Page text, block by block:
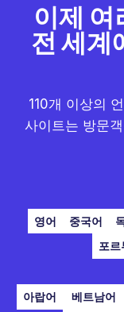
이제
전 세계
110개 이상의
사이트는 방문
영어 중국어
포르
아랍어 베트남어